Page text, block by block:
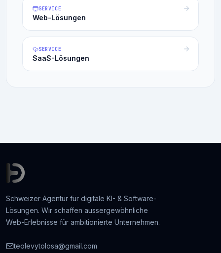
SERVICE
Web-Lösungen
SERVICE
SaaS-Lösungen
Schweizer Agentur für digitale KI- & Software-
Lösungen. Wir schaffen aussergewöhnliche
Web-Erlebnisse für ambitionierte Unternehmen.
teolevytolosa@gmail.com